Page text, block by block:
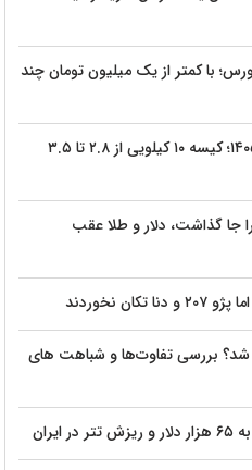
با کمتر از یک میلیون تومان چند
قیمت برنج هندی امروز ۱۵ مرداد ۱۴۰۵؛ کیسه ۱۰ کیلویی از ۲.۸ تا ۳.۵
جا گذاشت، دلار و طلا عقب
نخوردند
بررسی تفاوت‌ها و شباهت های